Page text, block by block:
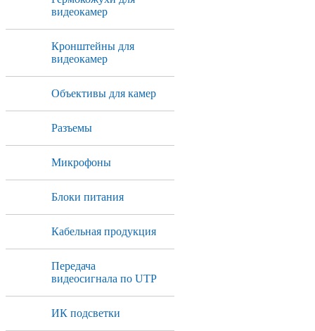
видеокамер
Кронштейны для
видеокамер
Объективы для камер
Разъемы
Микрофоны
Блоки питания
Кабельная продукция
Передача
видеосигнала по UTP
ИК подсветки